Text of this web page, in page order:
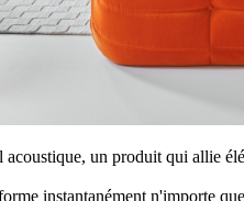
acoustique, un produit qui allie
instantanément n'importe